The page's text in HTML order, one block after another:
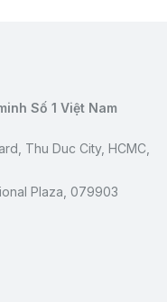
Số 1 Việt Nam
Thu Duc City, HCMC,
Plaza, 079903